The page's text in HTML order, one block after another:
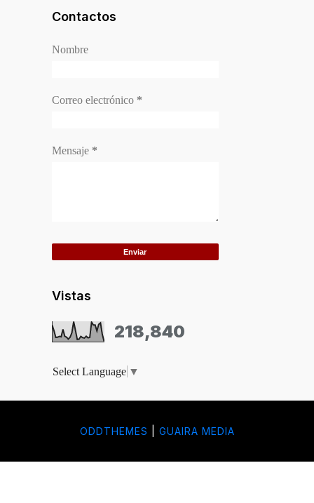
Contactos
Nombre
Correo electrónico *
Mensaje *
Vistas
218,840
Select Language ▼
ODDTHEMES GUAIRA MEDIA